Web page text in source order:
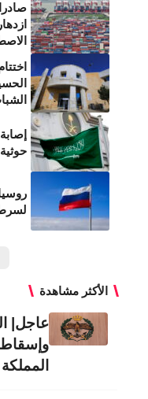
الأكثر مشاهدة
عاجل|
المملكة